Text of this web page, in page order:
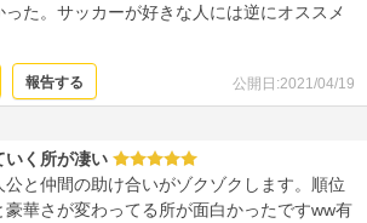
た。サッカーが好きな人には逆にオススメ
公開日:2021/04/19
報告する
いく所が凄い
と仲間の助け合いがゾクゾクします。順位
豪華さが変わってる所が面白かったですww有